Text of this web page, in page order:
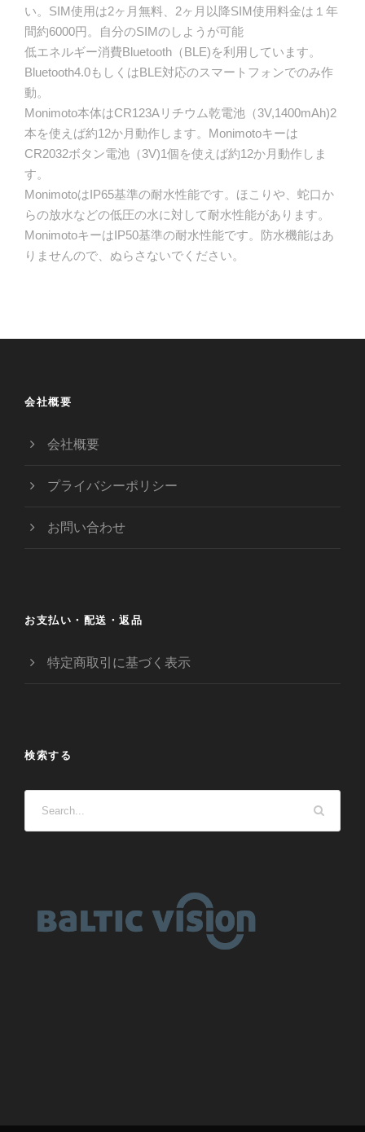
い。SIM使用は2ヶ月無料、2ヶ月以降SIM使用料金は１年
間約6000円。自分のSIMのしようが可能
低エネルギー消費Bluetooth（BLE)を利用しています。
Bluetooth4.0もしくはBLE対応のスマートフォンでのみ作
動。
Monimoto本体はCR123Aリチウム乾電池（3V,1400mAh)2
本を使えば約12か月動作します。Monimotoキーは
CR2032ボタン電池（3V)1個を使えば約12か月動作しま
す。
MonimotoはIP65基準の耐水性能です。ほこりや、蛇口か
らの放水などの低圧の水に対して耐水性能があります。
MonimotoキーはIP50基準の耐水性能です。防水機能はあ
りませんので、ぬらさないでください。
会社概要
会社概要
プライバシーポリシー
お問い合わせ
お支払い・配送・返品
特定商取引に基づく表示
検索する